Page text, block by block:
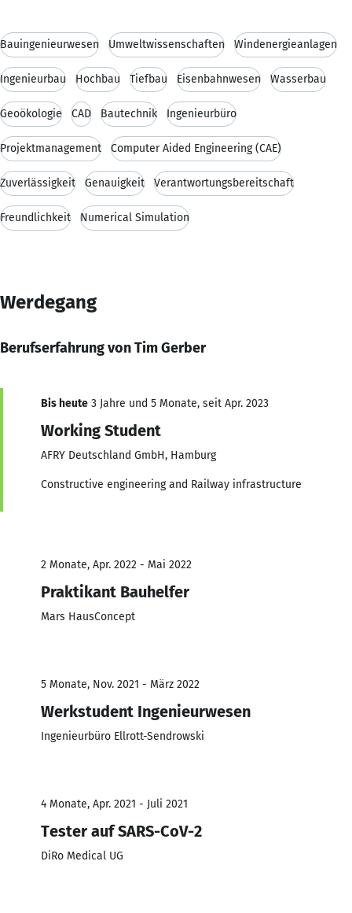
Bauingenieurwesen Umweltwissenschaften Windenergieanlagen
Ingenieurbau Hochbau Tiefbau Eisenbahnwesen Wasserbau
Geoökologie CAD Bautechnik Ingenieurbüro
Projektmanagement Computer Aided Engineering (CAE)
Zuverlässigkeit Genauigkeit Verantwortungsbereitschaft
Freundlichkeit Numerical Simulation
Werdegang
Berufserfahrung von Tim Gerber
Bis heute 3 Jahre und 5 Monate, seit Apr. 2023
Working Student
AFRY Deutschland GmbH, Hamburg
Constructive engineering and Railway infrastructure
2 Monate, Apr. 2022 - Mai 2022
Praktikant Bauhelfer
Mars HausConcept
5 Monate, Nov. 2021 - März 2022
Werkstudent Ingenieurwesen
Ingenieurbüro Ellrott-Sendrowski
4 Monate, Apr. 2021 - Juli 2021
Tester auf SARS-CoV-2
DiRo Medical UG